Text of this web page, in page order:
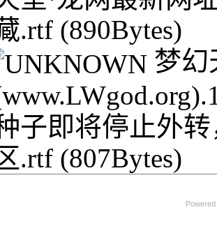
.rtf (890Bytes)
梦幻
子即将停止外
.rtf (807Bytes)